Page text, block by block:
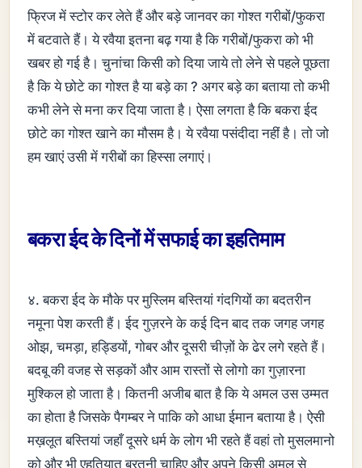
फ्रिज में स्टोर कर लेते हैं और बड़े जानवर का गोश्त गरीबों/फुकरा
में बटवाते हैं। ये रवैया इतना बढ़ गया है कि गरीबों/फुकरा को भी
खबर हो गई है। चुनांचा किसी को दिया जाये तो लेने से पहले पूछता
है कि ये छोटे का गोश्त है या बड़े का ? अगर बड़े का बताया तो कभी
कभी लेने से मना कर दिया जाता है। ऐसा लगता है कि बकरा ईद
छोटे का गोश्त खाने का मौसम है। ये रवैया पसंदीदा नहीं है। तो जो
हम खाएं उसी में गरीबों का हिस्सा लगाएं।
बकरा ईद के दिनों में सफाई का इहतिमाम
४. बकरा ईद के मौके पर मुस्लिम बस्तियां गंदगियों का बदतरीन
नमूना पेश करती हैं। ईद गुज़रने के कई दिन बाद तक जगह जगह
ओझ, चमड़ा, हड्डियों, गोबर और दूसरी चीज़ों के ढेर लगे रहते हैं।
बदबू की वजह से सड़कों और आम रास्तों से लोगो का गुज़ारना
मुश्किल हो जाता है। कितनी अजीब बात है कि ये अमल उस उम्मत
का होता है जिसके पैगम्बर ने पाकि को आधा ईमान बताया है। ऐसी
मख़लूत बस्तियां जहाँ दूसरे धर्म के लोग भी रहते हैं वहां तो मुसलमानो
को और भी एहतियात बरतनी चाहिए और अपने किसी अमल से